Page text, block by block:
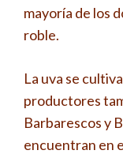
mayoría de los
roble.
La uva se
productores
Barbarescos y
encuentran en